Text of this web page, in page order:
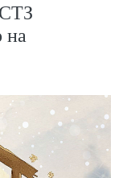
на